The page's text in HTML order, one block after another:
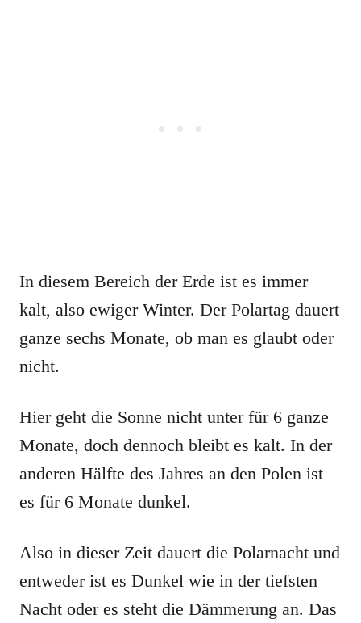
In diesem Bereich der Erde ist es immer
kalt, also ewiger Winter. Der Polartag dauert
ganze sechs Monate, ob man es glaubt oder
nicht.
Hier geht die Sonne nicht unter für 6 ganze
Monate, doch dennoch bleibt es kalt. In der
anderen Hälfte des Jahres an den Polen ist
es für 6 Monate dunkel.
Also in dieser Zeit dauert die Polarnacht und
entweder ist es Dunkel wie in der tiefsten
Nacht oder es steht die Dämmerung an. Das